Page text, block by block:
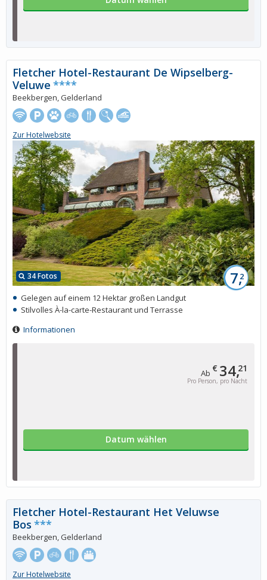
Ab € 34,21
Pro Person, pro Nacht
Datum wählen
34 Fotos 7,2
Fletcher Hotel-Restaurant De Wipselberg-
Veluwe ****
Beekbergen, Gelderland
Zur Hotelwebsite
Gelegen auf einem 12 Hektar großen Landgut
Stilvolles À-la-carte-Restaurant und Terrasse
Informationen
Fletcher Hotel-Restaurant Het Veluwse
Bos ***
Beekbergen, Gelderland
Zur Hotelwebsite